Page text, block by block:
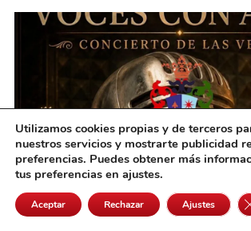
Villanueva de Alcardete vivirá
mágica de música bajo la luz de
Utilizamos cookies propias y de terceros
nuestros servicios y mostrarte publicidad
preferencias. Puedes obtener más
tus preferencias en ajustes.
Aceptar Rechazar Ajustes